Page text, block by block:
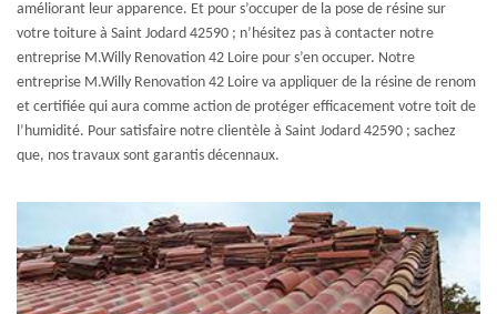
améliorant leur apparence. Et pour s’occuper de la pose de résine sur
votre toiture à Saint Jodard 42590 ; n’hésitez pas à contacter notre
entreprise M.Willy Renovation 42 Loire pour s’en occuper. Notre
entreprise M.Willy Renovation 42 Loire va appliquer de la résine de renom
et certifiée qui aura comme action de protéger efficacement votre toit de
l’humidité. Pour satisfaire notre clientèle à Saint Jodard 42590 ; sachez
que, nos travaux sont garantis décennaux.